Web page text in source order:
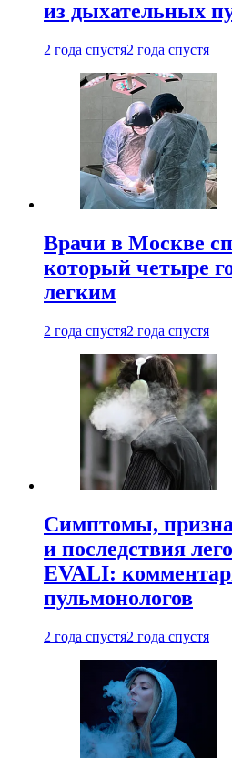
из дыхательных
2 года спустя2 года спустя
Врачи в Москве
который четыре
легким
2 года спустя2 года спустя
Симптомы,
и последствия
EVALI:
пульмонологов
2 года спустя2 года спустя